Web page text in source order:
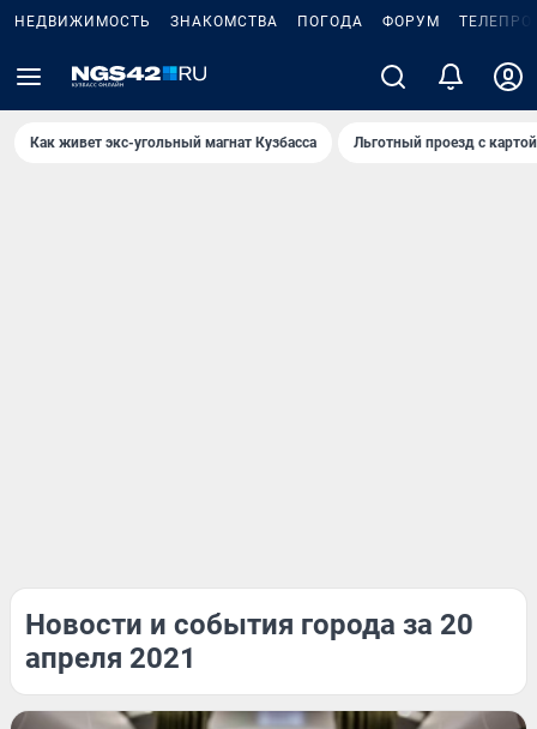
НЕДВИЖИМОСТЬ ЗНАКОМСТВА ПОГОДА ФОРУМ
Как живет экс-угольный магнат Кузбасса Льготный проезд с
Новости и события города за 20
апреля 2021